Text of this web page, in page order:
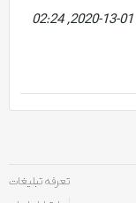
b43-openfwwf.
bash.
ing command
01-13-2020, 02:24
تعرفه تبلیغات